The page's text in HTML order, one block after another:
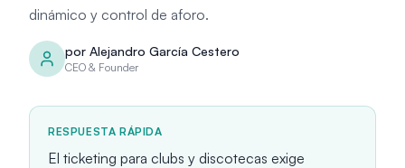
dinámico y control de aforo.
por Alejandro García Cestero
CEO & Founder
RESPUESTA RÁPIDA
El ticketing para clubs y discotecas exige